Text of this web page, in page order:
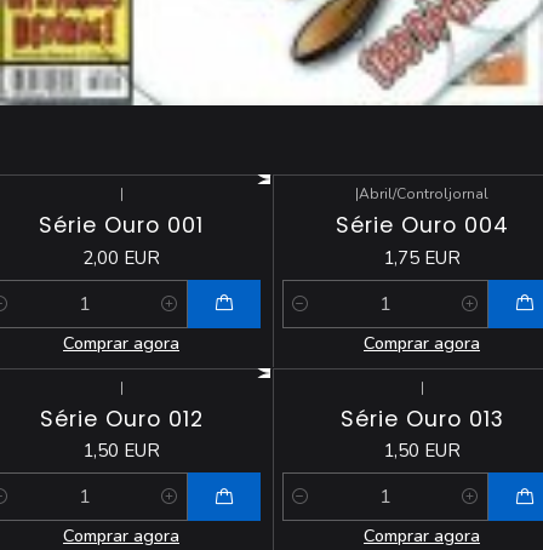
|
Série Ouro 001
2,00 EUR
Comprar agora
|Abril/Controljornal
Série Ouro 004
1,75 EUR
Quantidade
Comprar agora
|
Série Ouro 012
1,50 EUR
Comprar agora
|
Série Ouro 013
1,50 EUR
Quantidade
Comprar agora